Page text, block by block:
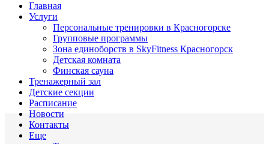
Главная
Услуги
Персональные тренировки в Красногорске
Групповые программы
Зона единоборств в SkyFitness Красногорск
Детская комната
Финская сауна
Тренажерный зал
Детские секции
Расписание
Новости
Контакты
Еще